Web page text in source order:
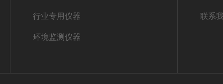
行业专用仪器
环境监测仪器
联系